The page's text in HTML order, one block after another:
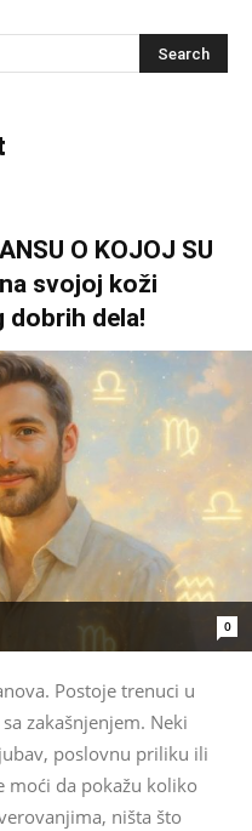
O KOJOJ SU
svojoj koži
dobrih dela!
0
Postoje trenuci u
zakašnjenjem. Neki
poslovnu priliku ili
moći da pokažu koliko
ništa što